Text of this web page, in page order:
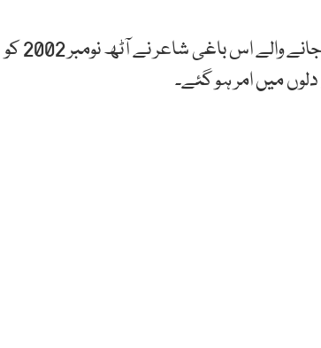
اپنی تمام زندگی کو بے کار سمجھنے والے اور وفا کے تذکروں پر بھڑک جانے والے اس باغی شاعر نے آٹھ نومبر 2002 کو
میں امر ہو گئے۔